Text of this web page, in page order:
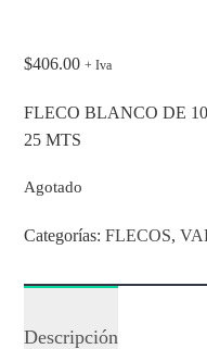
$406.00 + Iva
FLECO BLANCO DE
25 MTS
Agotado
Categorías:FLECOS,
Descripción